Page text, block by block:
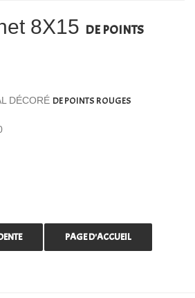
8X15 DE POINTS
DÉCORÉ DE POINTS ROUGES